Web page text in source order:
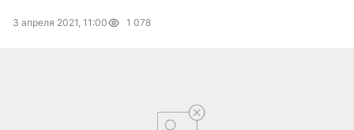
3 апреля 2021, 11:00 1 078